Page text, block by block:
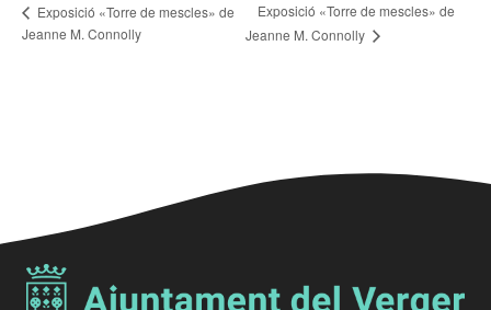
Exposició «Torre de mescles» de
Jeanne M. Connolly
Exposició «Torre de mescles» de
Jeanne M. Connolly